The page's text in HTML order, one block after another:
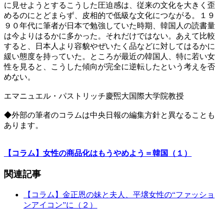
に見せようとするこうした圧迫感は、従来の文化を大きく歪
めるのにとどまらず、皮相的で低級な文化につながる。１９
９０年代に筆者が日本で勉強していた時期、韓国人の読書量
は今よりはるかに多かった。それだけではない。あえて比較
すると、日本人より容貌やぜいたく品などに対してはるかに
緩い態度を持っていた。ところが最近の韓国人、特に若い女
性を見ると、こうした傾向が完全に逆転したという考えを否
めない。
エマニュエル・パストリッチ慶煕大国際大学院教授
◆外部の筆者のコラムは中央日報の編集方針と異なることも
あります。
【コラム】女性の商品化はもうやめよう＝韓国（１）
関連記事
【コラム】金正恩の妹と夫人、平壌女性の“ファッショ
ンアイコン”に（２）